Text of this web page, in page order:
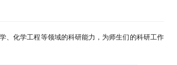
、化学工程等领域的科研能力，为师生们的科研工作